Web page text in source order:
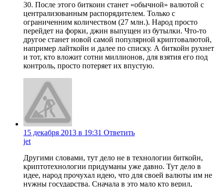
30. После этого биткоин станет «обычной» валютой с
централизованным распорядителем. Только с
ограниченним количеством (27 млн.). Народ просто
перейдет на форки, джин выпущен из бутылки. Что-то
другое станет новой самой популярной криптовалютой,
например лайткойн и далее по списку. А биткойн рухнет
и тот, кто вложит сотни миллионов, для взятия его под
контроль, просто потеряет их впустую.
15 декабря 2013 в 19:31 Ответить
jet
Другими словами, тут дело не в технологии биткойн,
криптотехнологии придуманы уже давно. Тут дело в
идее, народ прочухал идею, что для своей валюты им не
нужны государства. Сначала в это мало кто верил,